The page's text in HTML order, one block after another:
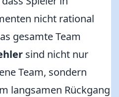
nicht rational
gesamte Team
sind nicht nur
Team, sondern
langsamen Rückgang